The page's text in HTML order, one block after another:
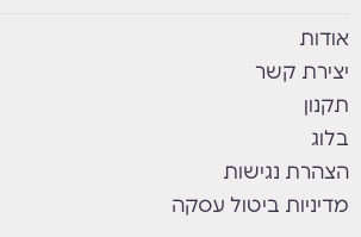
אודות
יצירת קשר
תקנון
בלוג
הצהרת נגישות
מדיניות ביטול עסקה